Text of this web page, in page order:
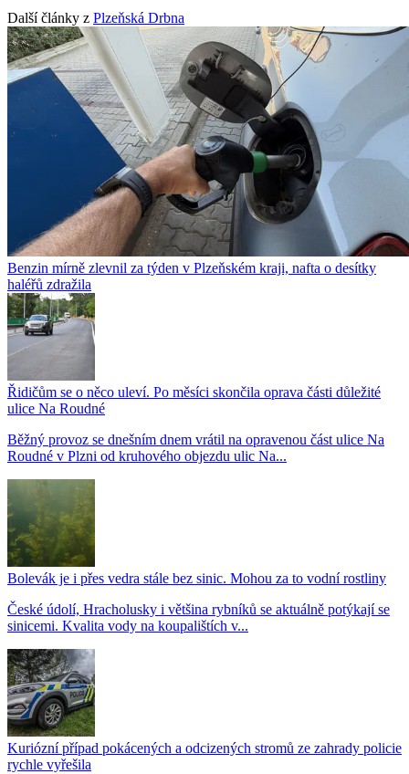
Další články z Plzeňská Drbna
Benzin mírně zlevnil za týden v Plzeňském kraji, nafta o desítky
haléřů zdražila
Řidičům se o něco uleví. Po měsíci skončila oprava části důležité
ulice Na Roudné
Běžný provoz se dnešním dnem vrátil na opravenou část ulice Na
Roudné v Plzni od kruhového objezdu ulic Na...
Bolevák je i přes vedra stále bez sinic. Mohou za to vodní rostliny
České údolí, Hracholusky i většina rybníků se aktuálně potýkají se
sinicemi. Kvalita vody na koupalištích v...
Kuriózní případ pokácených a odcizených stromů ze zahrady policie
rychle vyřešila